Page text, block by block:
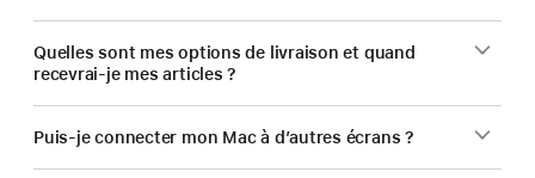
Quelles sont mes options de livraison et quand
recevrai-je mes articles ?
Puis-je connecter mon Mac à d’autres écrans ?